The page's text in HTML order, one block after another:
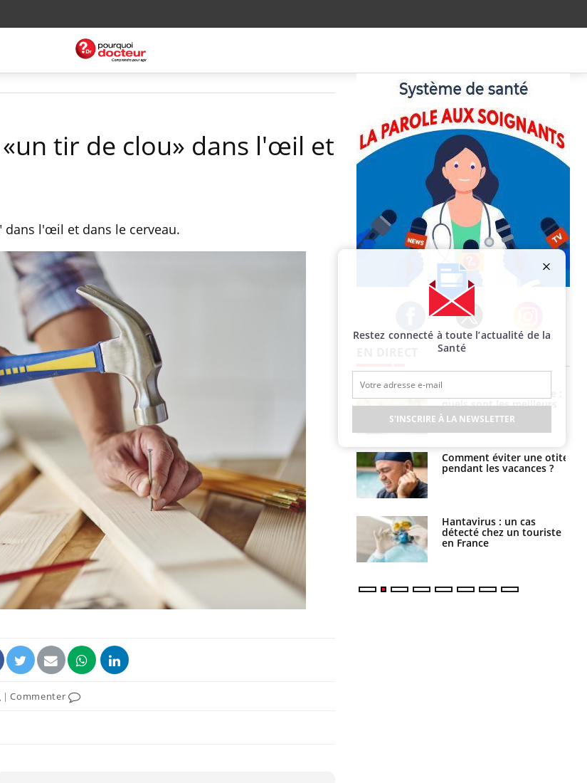
tir de clou» dans l'œil et
dans l'œil et dans le cerveau.
|Commenter
Facebook Twitter Instagram
Mon enfant est-il trop
sensible ou simplement
très empathique ?
Bébés, jeunes enfants :
quelle trousse à
pharmacie pour les
vacances ?
quels sont les meilleurs
exercices physiques ?
Comment éviter une otite
pendant les vacances ?
Hantavirus : un cas
détecté chez un touriste
en France
Restez connecté à toute l’actualité de la
Santé
S'INSCRIRE À LA NEWSLETTER